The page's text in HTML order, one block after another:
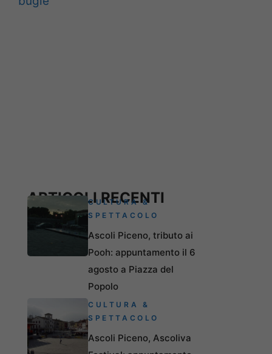
ARTICOLI RECENTI
CULTURA &
SPETTACOLO
Ascoli Piceno, tributo ai
Pooh: appuntamento il 6
agosto a Piazza del
Popolo
CULTURA &
SPETTACOLO
Ascoli Piceno, Ascoliva